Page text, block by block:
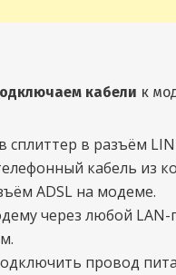
кабели к
в разъём
кабель из
ADSL на модеме.
через любой
провод